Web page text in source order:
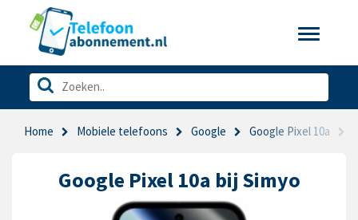
Toggle
Home Mobiele telefoons Google Google Pixel 10a
Google Pixel 10a bij Simyo